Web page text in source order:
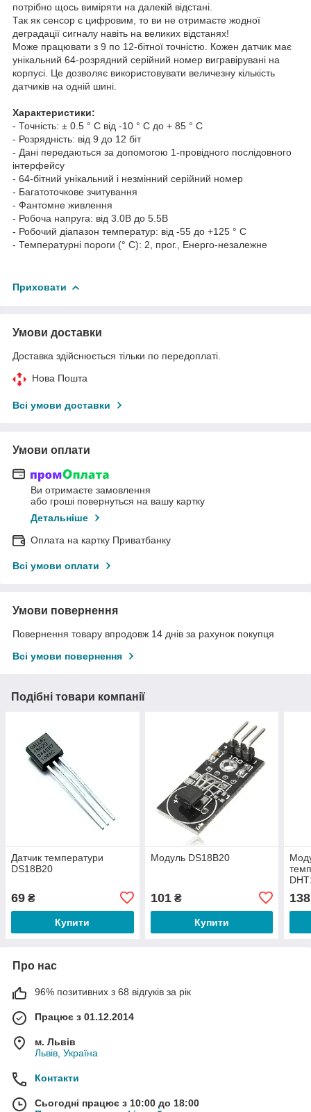
потрібно щось виміряти на далекій відстані
Так як сенсор є цифровим, то ви не отримаєте жодної
деградації сигналу навіть на великих відстанях!
Може працювати з 9 по 12-бітної точністю. Кожен датчик має
унікальний 64-розрядний серійний номер вигравірувані на
корпусі. Це дозволяє використовувати величезну кількість
датчиків на одній шині
Характеристики:
- Точність: ± 0.5 ° C від -10 ° C до + 85 ° C
- Розрядність: від 9 до 12 біт
- Дані передаються за допомогою 1-провідного послідовного
інтерфейсу
- 64-бітний унікальний і незмінний серійний номер
- Багатоточкове зчитування
- Фантомне живлення
- Робоча напруга: від 3.0В до 5.5В
- Робочий діапазон температур: від -55 до +125 ° C
- Температурні пороги (° C): 2 прог. Енерго-незалежне
Приховати
Умови доставки
Доставка здійснюється тільки по передоплаті.
Нова Пошта
Всі умови доставки
Умови оплати
Ви отримаєте замовлення
або гроші повернуться на вашу картку
Детальніше
Оплата на картку Приватбанку
Всі умови оплати
Умови повернення
Повернення товару впродовж 14 днів за рахунок покупця
Всі умови повернення
Подібні товари компанії
Датчик температури
DS18B20
69 ₴
Купити
Модуль DS18B20
101₴
Купити
138
Про нас
96% позитивних з 68 відгуків за рік
Працює з 01.12.2014
м. Львів
Львів, Україна
Контакти
Сьогодні працює з 10:00 до 18:00